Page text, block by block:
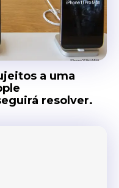
a uma
resolver.